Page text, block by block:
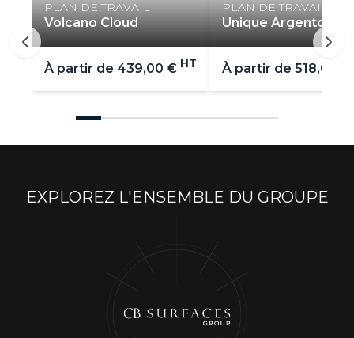
PLAN DE TRAVAIL
Volcano Cloud
À partir de 439,00 € HT
PLAN DE TRAVAIL
Unique Argento
À partir de 518,00 €
EXPLOREZ L'ENSEMBLE DU GROUPE